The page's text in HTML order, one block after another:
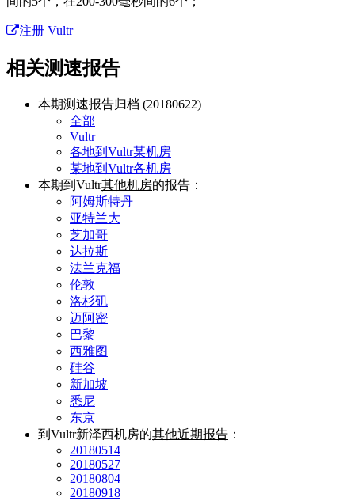
注册 Vultr
相关测速报告
本期测速报告归档 (20180622)
全部
Vultr
各地到Vultr某机房
某地到Vultr各机房
本期到Vultr其他机房的报告：
阿姆斯特丹
亚特兰大
芝加哥
达拉斯
法兰克福
伦敦
洛杉矶
迈阿密
巴黎
西雅图
硅谷
新加坡
悉尼
东京
到Vultr新泽西机房的其他近期报告 ：
20180514
20180527
20180804
20180918